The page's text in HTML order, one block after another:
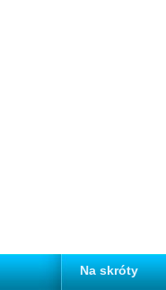
Na skróty